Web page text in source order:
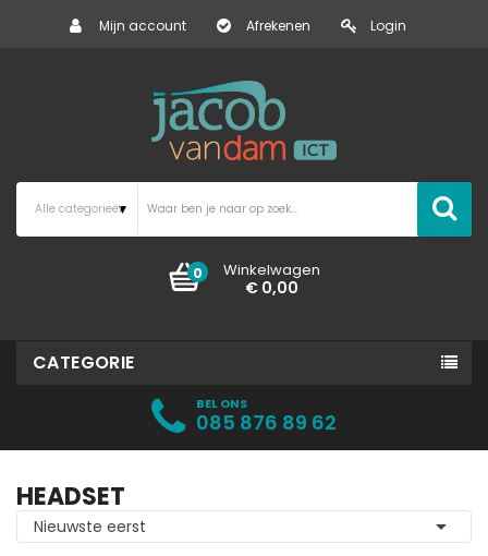
Mijn account Afrekenen Login
Winkelwagen
0
€ 0,00
CATEGORIE
BEL ONS
085 876 89 62
HEADSET
Nieuwste eerst 